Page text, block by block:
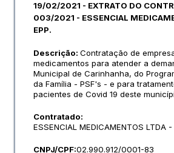
19/02/2021 - EXTRATO DO
003/2021 - ESSENCIAL
EPP.
Descrição: Contratação de
medicamentos para atender a
Municipal de Carinhanha, do
da Família - PSF's - e para
pacientes de Covid 19 deste
Contratado:
ESSENCIAL MEDICAMENTOS LTDA -
CNPJ/CPF:02.990.912/0001-83